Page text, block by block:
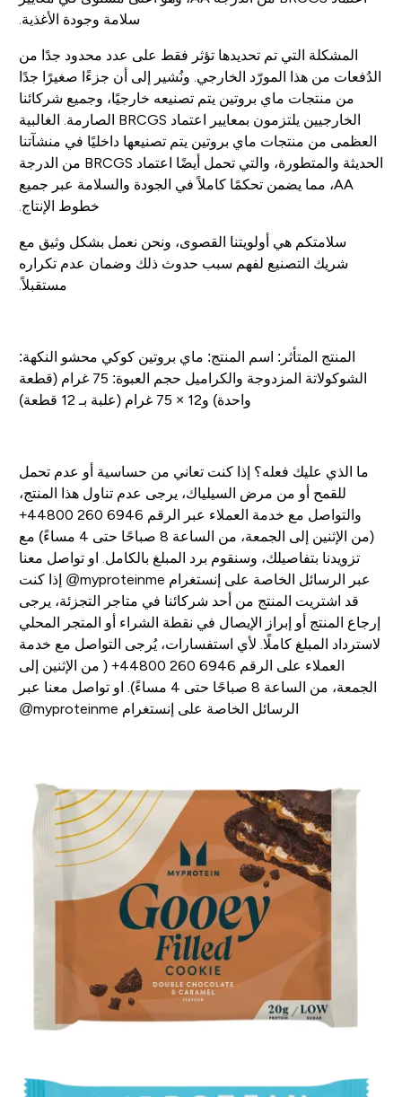
سلامة وجودة الأغذية.
المشكلة التي تم تحديدها تؤثر فقط على عدد محدود جدًا من
الدُفعات من هذا المورّد الخارجي. ونُشير إلى أن جزءًا صغيرًا جدًا
من منتجات ماي بروتين يتم تصنيعه خارجيًا، وجميع شركائنا
الخارجيين يلتزمون بمعايير اعتماد BRCGS الصارمة. الغالبية
العظمى من منتجات ماي بروتين يتم تصنيعها داخليًا في منشآتنا
الحديثة والمتطورة، والتي تحمل أيضًا اعتماد BRCGS من الدرجة
AA، مما يضمن تحكمًا كاملاً في الجودة والسلامة عبر جميع
خطوط الإنتاج.
سلامتكم هي أولويتنا القصوى، ونحن نعمل بشكل وثيق مع
شريك التصنيع لفهم سبب حدوث ذلك وضمان عدم تكراره
مستقبلاً.
المنتج المتأثر: اسم المنتج: ماي بروتين كوكي محشو النكهة:
الشوكولاتة المزدوجة والكراميل حجم العبوة: 75 غرام (قطعة
واحدة) و12 × 75 غرام (علبة بـ 12 قطعة)
ما الذي عليك فعله؟ إذا كنت تعاني من حساسية أو عدم تحمل
للقمح أو من مرض السيلياك، يرجى عدم تناول هذا المنتج،
والتواصل مع خدمة العملاء عبر الرقم ‎+44800 260 6946
(من الإثنين إلى الجمعة، من الساعة 8 صباحًا حتى 4 مساءً) مع
تزويدنا بتفاصيلك، وسنقوم برد المبلغ بالكامل. او تواصل معنا
عبر الرسائل الخاصة على إنستغرام myproteinme@ إذا كنت
قد اشتريت المنتج من أحد شركائنا في متاجر التجزئة، يرجى
إرجاع المنتج أو إبراز الإيصال في نقطة الشراء أو المتجر المحلي
لاسترداد المبلغ كاملًا. لأي استفسارات، يُرجى التواصل مع خدمة
العملاء على الرقم ‎+44800 260 6946 ( من الإثنين إلى
الجمعة، من الساعة 8 صباحًا حتى 4 مساءً). او تواصل معنا عبر
الرسائل الخاصة على إنستغرام myproteinme@